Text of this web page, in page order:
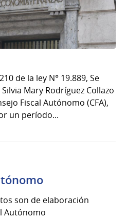
de la ley N° 19.889, Se
Mary Rodríguez Collazo
Fiscal Autónomo (CFA),
un período...
son de elaboración
Autónomo